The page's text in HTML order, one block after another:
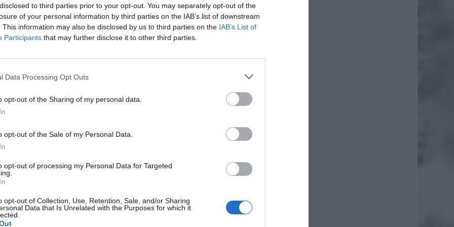
to third parties prior to your opt-out. You may separately opt-out of the
of your personal information by third parties on the IAB’s list of downstream
This information may also be disclosed by us to third parties on the IAB’s List of
Participants that may further disclose it to other third parties.
Data Processing Opt Outs
opt-out of the Sharing of my personal data.
opt-out of the Sale of my Personal Data.
opt-out of processing my Personal Data for Targeted
opt-out of Collection, Use, Retention, Sale, and/or Sharing
Data that Is Unrelated with the Purposes for which it
z samochodami tramwaj uległ wykolejeniu. Trzy osoby zostały
do szpitala. Policja ostrzega, że są duże utrudnienia w ruchu.